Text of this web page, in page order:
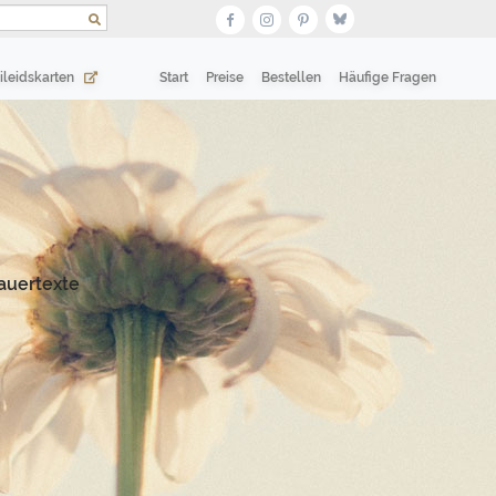
Start(current)
Preise(current)
Bestellen Häufige Fragen